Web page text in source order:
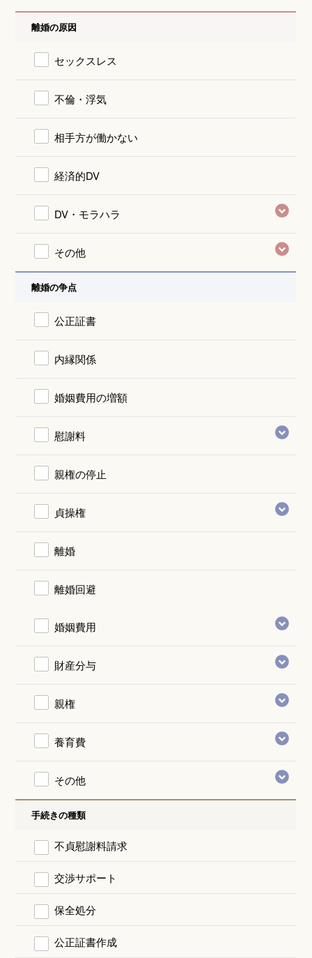
離婚の原因
セックスレス
不倫・浮気
相手方が働かない
経済的DV
DV・モラハラ
その他
離婚の争点
公正証書
内縁関係
婚姻費用の増額
慰謝料
親権の停止
貞操権
離婚
離婚回避
婚姻費用
財産分与
親権
養育費
その他
手続きの種類
不貞慰謝料請求
交渉サポート
保全処分
公正証書作成